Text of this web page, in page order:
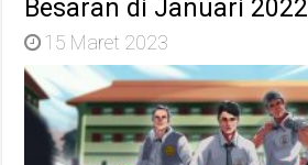
Besaran di Januari 2022
15 Maret 2023